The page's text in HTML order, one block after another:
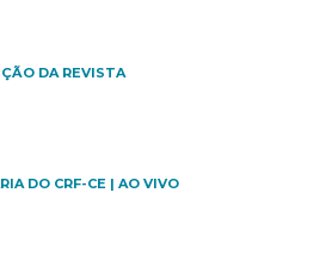
DA REVISTA
DO CRF-CE | AO VIVO